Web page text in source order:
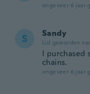
ongeveer 6 jaar
S Sandy
Lid geworden
I purchased
chains.
ongeveer 6 jaar